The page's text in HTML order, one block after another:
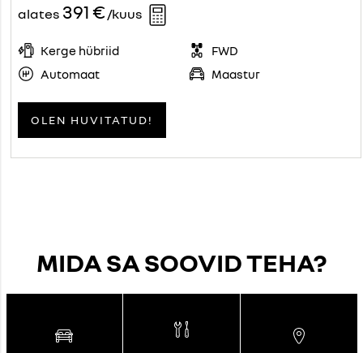
alates 391 €/kuus
Kerge hübriid
FWD
Automaat
Maastur
OLEN HUVITATUD!
MIDA SA SOOVID TEHA?